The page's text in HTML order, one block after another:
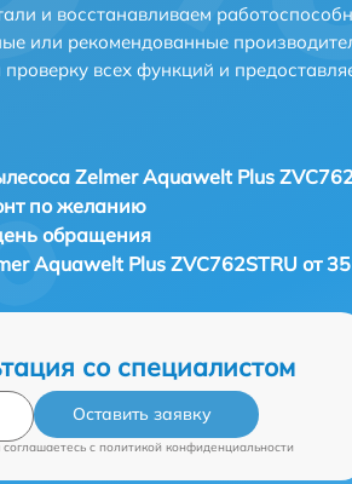
и восстанавливаем
или рекомендованные
всех функций и
Zelmer Aquawelt Plus
по желанию
обращения
Aquawelt Plus ZVC762STRU от
со специалистом
Оставить заявку
c политикой конфиденциальности